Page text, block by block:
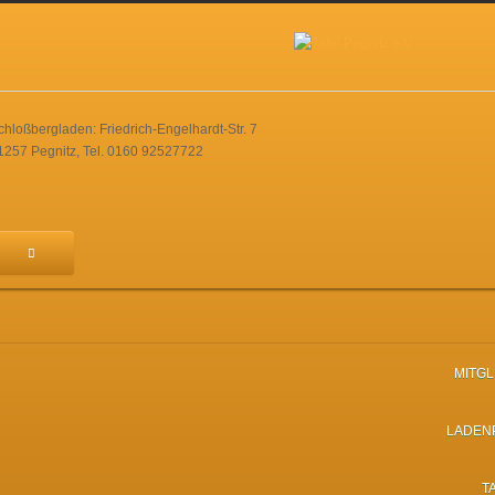
Friedrich-Engelhardt-Str. 7
Pegnitz, Tel. 0160 92527722